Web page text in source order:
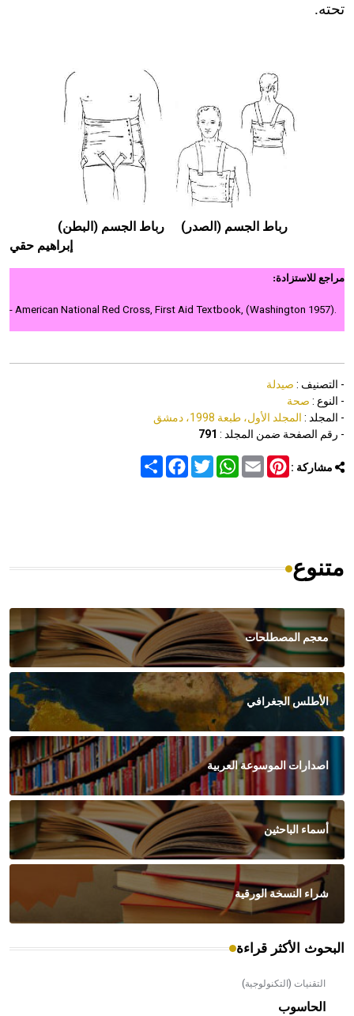
تحته.
رباط الجسم (الصدر) رباط الجسم (البطن)
إبراهيم حقي
مراجع للاستزادة:
- American National Red Cross, First Aid Textbook, (Washington 1957).
- التصنيف : صيدلة
- النوع : صحة
- المجلد : المجلد الأول، طبعة 1998، دمشق
- رقم الصفحة ضمن المجلد : 791
مشاركة : Share
FacebookTwitter
WhatsAppEmail
Pinterest
متنوع
معجم المصطلحات
الأطلس الجغرافي
اصدارات الموسوعة العربية
أسماء الباحثين
شراء النسخة الورقية
البحوث الأكثر قراءة
التقنيات (التكنولوجية)
الحاسوب